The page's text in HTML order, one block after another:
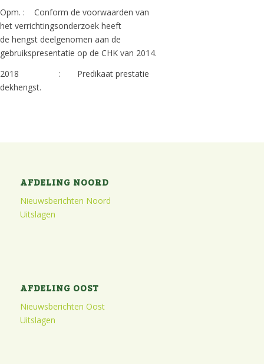
Opm. : Conform de voorwaarden van
het verrichtingsonderzoek heeft
de hengst deelgenomen aan de
gebruikspresentatie op de CHK van 2014.
2018 : Predikaat prestatie
dekhengst.
AFDELING NOORD
Nieuwsberichten Noord
Uitslagen
AFDELING OOST
Nieuwsberichten Oost
Uitslagen